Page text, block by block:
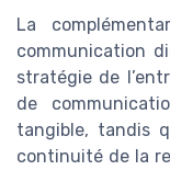
La
communication
stratégie de
de
tangible, tandis
continuité de la